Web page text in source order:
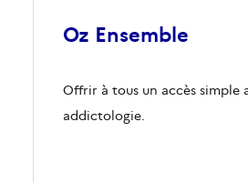
Oz Ensemble
Offrir à tous un accès simple
addictologie.